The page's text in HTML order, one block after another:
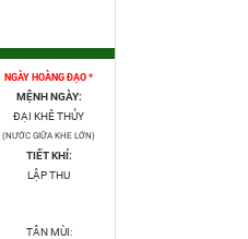
NGÀY HOÀNG ĐẠO *
MỆNH NGÀY:
ĐẠI KHÊ THỦY
(NƯỚC GIỮA KHE LỚN)
TIẾT KHÍ:
LẬP THU
TÂN MÙI: